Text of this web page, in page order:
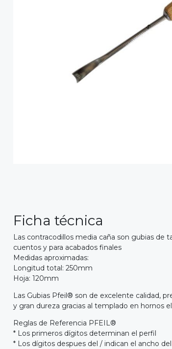
Ficha técnica
Las contracodillos media caña son gubias de
cuentos y para acabados finales
Medidas aproximadas:
Longitud total: 250mm
Hoja: 120mm
Las Gubias Pfeil® son de excelente calidad,
y gran dureza gracias al templado en hornos
Reglas de Referencia PFEIL®
* Los primeros dígitos determinan el perfil
* Los dígitos despues del / indican el ancho